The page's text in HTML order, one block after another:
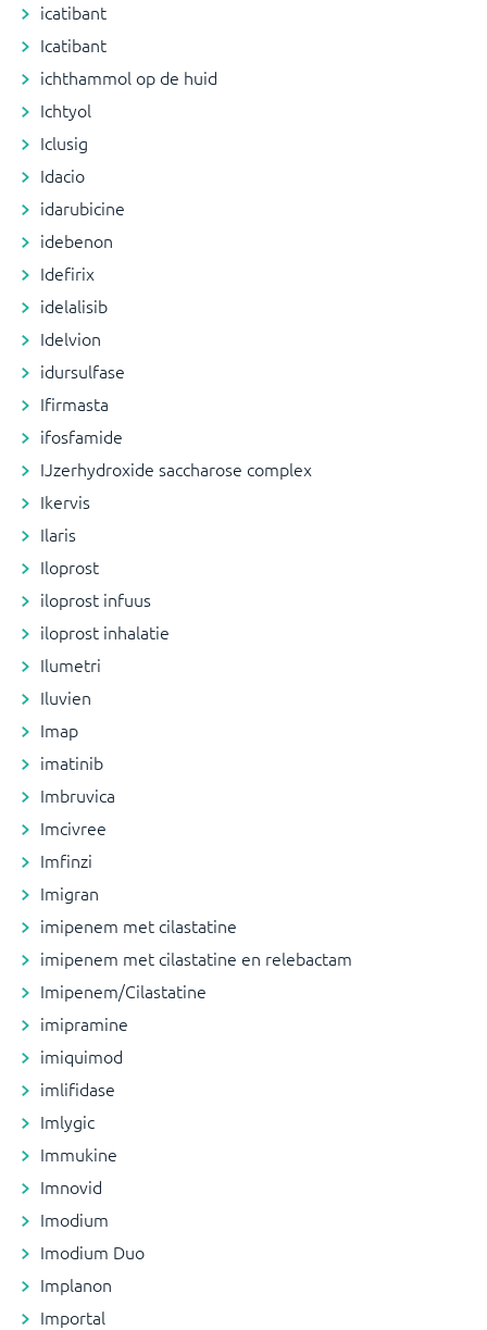
icatibant
Icatibant
ichthammol op de huid
Ichtyol
Iclusig
Idacio
idarubicine
idebenon
Idefirix
idelalisib
Idelvion
idursulfase
Ifirmasta
ifosfamide
IJzerhydroxide saccharose complex
Ikervis
Ilaris
Iloprost
iloprost infuus
iloprost inhalatie
Ilumetri
Iluvien
Imap
imatinib
Imbruvica
Imcivree
Imfinzi
Imigran
imipenem met cilastatine
imipenem met cilastatine en relebactam
Imipenem/Cilastatine
imipramine
imiquimod
imlifidase
Imlygic
Immukine
Imnovid
Imodium
Imodium Duo
Implanon
Importal